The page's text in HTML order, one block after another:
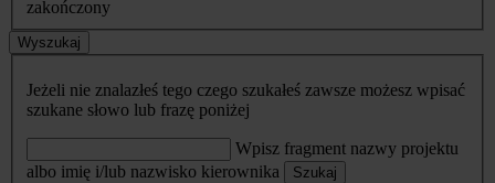
zakończony
Wyszukaj
Jeżeli nie znalazłeś tego czego szukałeś zawsze możesz wpisać
szukane słowo lub frazę poniżej
Wpisz fragment nazwy projektu
albo imię i/lub nazwisko kierownika
Szukaj